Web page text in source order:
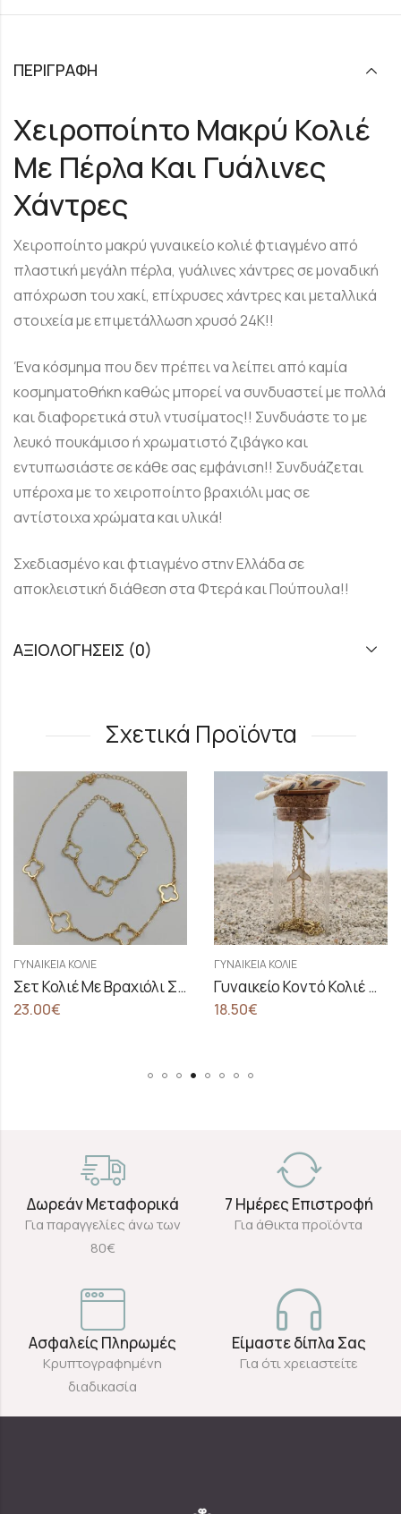
ΠΕΡΙΓΡΑΦΉ
Χειροποίητο Μακρύ Κολιέ
Με Πέρλα Και Γυάλινες
Χάντρες
Χειροποίητο μακρύ γυναικείο κολιέ φτιαγμένο από
πλαστική μεγάλη πέρλα, γυάλινες χάντρες σε μοναδική
απόχρωση του χακί, επίχρυσες χάντρες και μεταλλικά
στοιχεία με επιμετάλλωση χρυσό 24Κ!!
Ένα κόσμημα που δεν πρέπει να λείπει από καμία
κοσμηματοθήκη καθώς μπορεί να συνδυαστεί με πολλά
και διαφορετικά στυλ ντυσίματος!! Συνδυάστε το με
λευκό πουκάμισο ή χρωματιστό ζιβάγκο και
εντυπωσιάστε σε κάθε σας εμφάνιση!! Συνδυάζεται
υπέροχα με το χειροποίητο βραχιόλι μας σε
αντίστοιχα χρώματα και υλικά!
Σχεδιασμένο και φτιαγμένο στην Ελλάδα σε
αποκλειστική διάθεση στα Φτερά και Πούπουλα!!
ΑΞΙΟΛΟΓΉΣΕΙΣ (0)
Σχετικά Προϊόντα
ΓΥΝΑΙΚΕΊΑ ΚΟΛΙΈ
Σετ Κολιέ Με Βραχιόλι Σε Σχέδιο Λουλούδι
23.00€
ΓΥΝΑΙΚΕΊΑ ΚΟΛΙΈ
Γυναικείο Κοντό Κολιέ White Mermaid Tale
18.50€
Δωρεάν Μεταφορικά
Για παραγγελίες άνω των
80€
7 Ημέρες Επιστροφή
Για άθικτα προϊόντα
Ασφαλείς Πληρωμές
Κρυπτογραφημένη
διαδικασία
Είμαστε δίπλα Σας
Για ότι χρειαστείτε